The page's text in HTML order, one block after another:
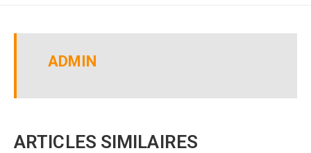
ADMIN
ARTICLES SIMILAIRES